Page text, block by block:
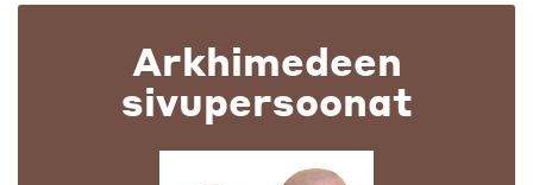
Arkhimedeen
sivupersoonat